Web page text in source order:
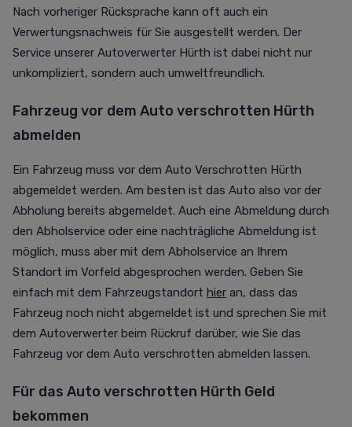
Nach vorheriger Rücksprache kann oft auch ein
Verwertungsnachweis für Sie ausgestellt werden. Der
Service unserer Autoverwerter Hürth ist dabei nicht nur
unkompliziert, sondern auch umweltfreundlich.
Fahrzeug vor dem Auto verschrotten Hürth
abmelden
Ein Fahrzeug muss vor dem Auto Verschrotten Hürth
abgemeldet werden. Am besten ist das Auto also vor der
Abholung bereits abgemeldet. Auch eine Abmeldung durch
den Abholservice oder eine nachträgliche Abmeldung ist
möglich, muss aber mit dem Abholservice an Ihrem
Standort im Vorfeld abgesprochen werden. Geben Sie
einfach mit dem Fahrzeugstandort hier an, dass das
Fahrzeug noch nicht abgemeldet ist und sprechen Sie mit
dem Autoverwerter beim Rückruf darüber, wie Sie das
Fahrzeug vor dem Auto verschrotten abmelden lassen.
Für das Auto verschrotten Hürth Geld
bekommen